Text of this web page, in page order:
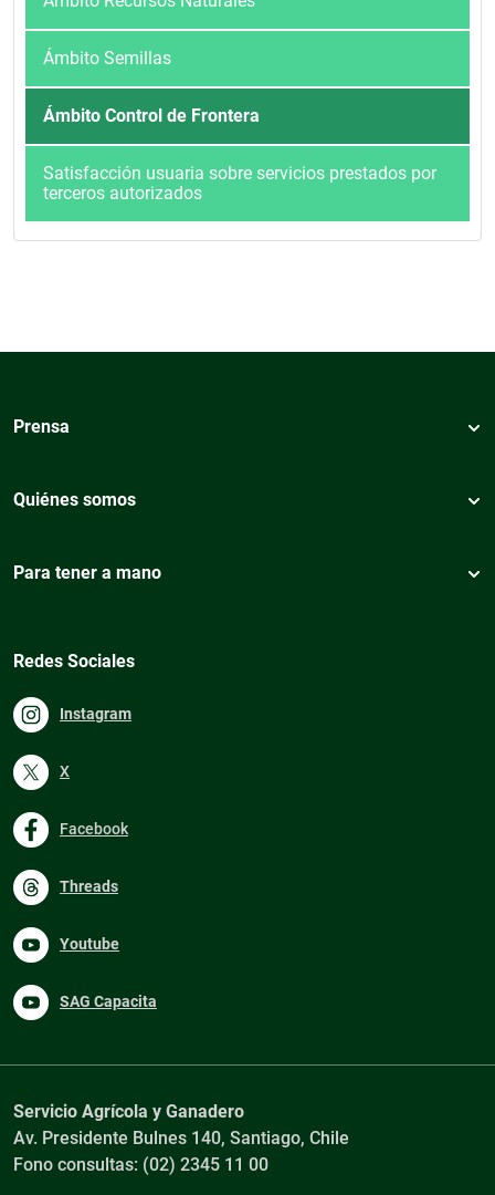
Ámbito Semillas
Ámbito Control de Frontera
Satisfacción usuaria sobre servicios prestados por
terceros autorizados
Prensa
Quiénes somos
Para tener a mano
Redes Sociales
Instagram
X
Facebook
Threads
Youtube
SAG Capacita
Servicio Agrícola y Ganadero
Av. Presidente Bulnes 140, Santiago, Chile
Fono consultas: (02) 2345 11 00